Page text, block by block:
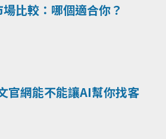
比較：哪個適合你？
官網能不能讓AI幫你找客